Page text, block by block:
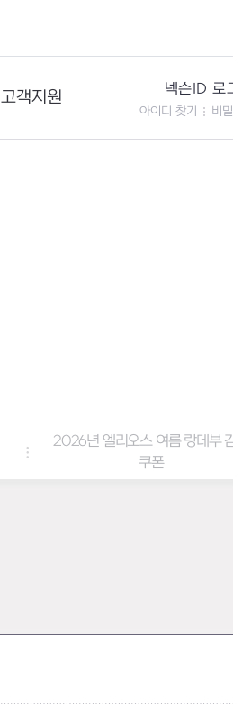
고객지원
문의하기
넥슨ID 로
아이디 찾기 비
2026년 엘리오스 여름 랑데부
쿠폰